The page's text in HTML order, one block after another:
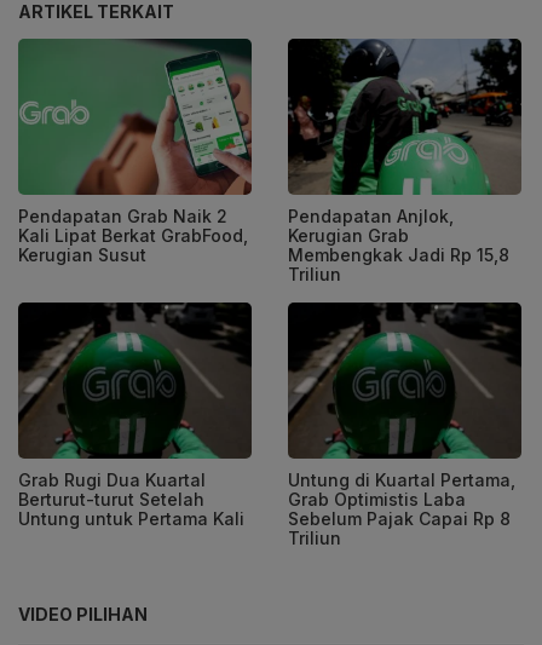
ARTIKEL TERKAIT
Pendapatan Grab Naik 2
Kali Lipat Berkat GrabFood,
Kerugian Susut
Pendapatan Anjlok,
Kerugian Grab
Membengkak Jadi Rp 15,8
Triliun
Grab Rugi Dua Kuartal
Berturut-turut Setelah
Untung untuk Pertama Kali
Untung di Kuartal Pertama,
Grab Optimistis Laba
Sebelum Pajak Capai Rp 8
Triliun
VIDEO PILIHAN